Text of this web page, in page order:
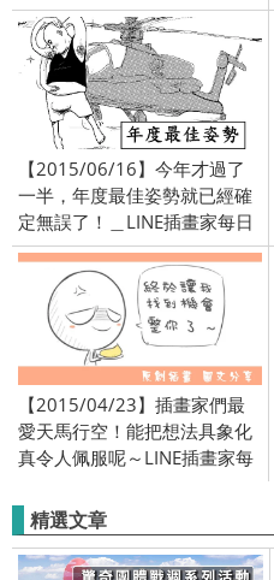
／CPBL TV／台灣 中華隊 棒球
【2015/06/16】今年才過了
一半，年度最佳姿勢就已經確
定無誤了！＿LINE插畫家每日
繪畫貼圖作品！原創精彩連載
【2015/04/23】插畫家們最
愛天馬行空！能把想法具象化
真令人佩服呢～LINE插畫家每
載中！
精選文章